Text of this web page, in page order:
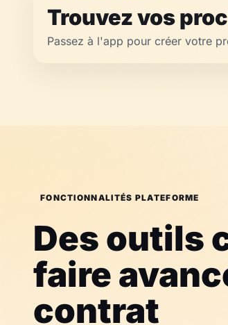
Trouvez vos
Passez à l'app pour créer votre
FONCTIONNALITÉS PLATEFORME
Des outils
faire
contrat